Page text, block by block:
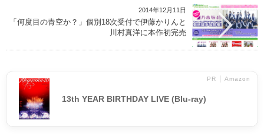
2014年12月11日
「何度目の青空か？」個別18次受付で伊藤かりんと
川村真洋に本作初完売
PR │ Amazon
13th YEAR BIRTHDAY LIVE (Blu-ray)